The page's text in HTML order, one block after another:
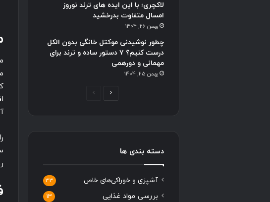
لاکچری؛ با این ایده های ترند نوروز
امسال متفاوت بدرخشید
بهمن 26, 1404
چطور نوشیدنی موکتل خانگی بدون الکل
درست کنیم؟ ۷ دستور ساده و ترند برای
مهمانی و دورهمی
بهمن 25, 1404
صفحه
صفحه
دسته بندی ها
آشپزی و خوراکی‌های خاص 33
بررسی مواد غذایی 13